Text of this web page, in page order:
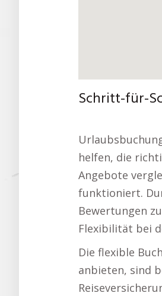
Schritt-für-
helfen, die
Angebote
funktioniert.
Bewertungen
Flexibilität bei
Die flexible
anbieten, sind